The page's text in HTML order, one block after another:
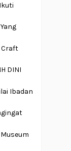
Craft
DINI
Ibadan